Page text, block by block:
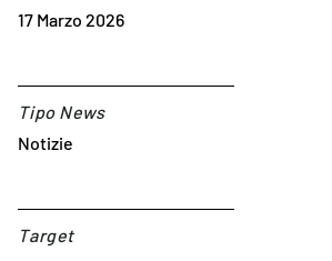
17 Marzo 2026
Tipo News
Notizie
Target​